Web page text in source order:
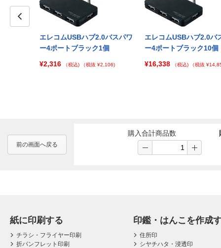
エレコムUSBハブ2.0バスパワ
ー4ポートブラック1個
¥2,316
（税込) （税抜 ¥2,106)
エレコムUSBハブ2.0バ
ー4ポートブラック10個
¥16,338
（税込) （税抜
前の画面へ戻る
購入合計商品数
紙に印刷する
チラシ・フライヤー印刷
折パンフレット印刷
印鑑・はんこを作成
住所印
シヤチハタ・浸透印